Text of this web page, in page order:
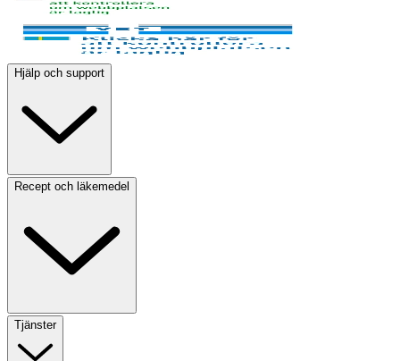
Hjälp och support
Recept och läkemedel
Tjänster